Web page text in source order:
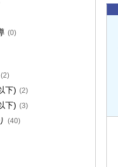
(0)
(2)
下) (2)
下) (3)
(40)